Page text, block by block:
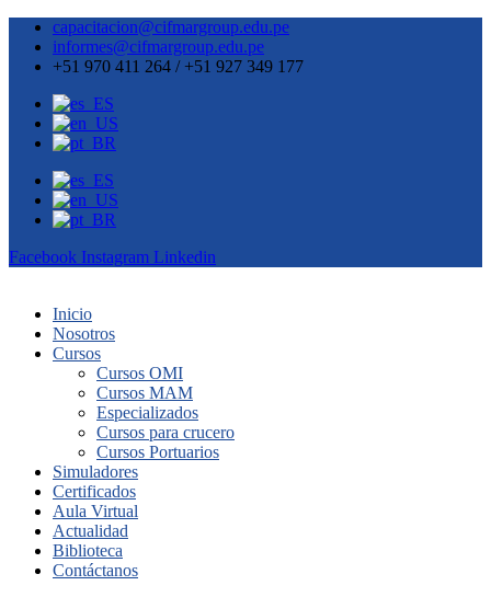
capacitacion@cifmargroup.edu.pe
informes@cifmargroup.edu.pe
+51 970 411 264 / +51 927 349 177
Facebook Instagram Linkedin
Inicio
Nosotros
Cursos
Cursos OMI
Cursos MAM
Especializados
Cursos para crucero
Cursos Portuarios
Simuladores
Certificados
Aula Virtual
Actualidad
Biblioteca
Contáctanos